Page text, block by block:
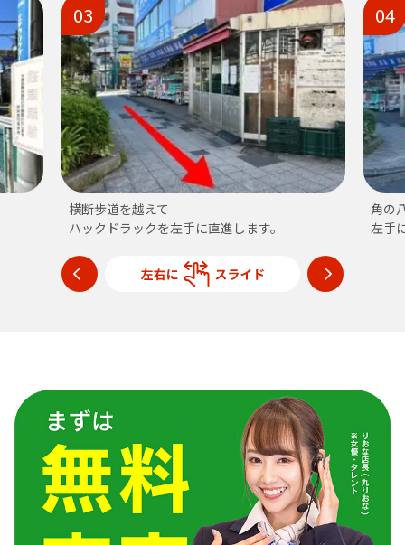
03
横断歩道を越えて
ハックドラックを左手に直進します。
04
角の
左手